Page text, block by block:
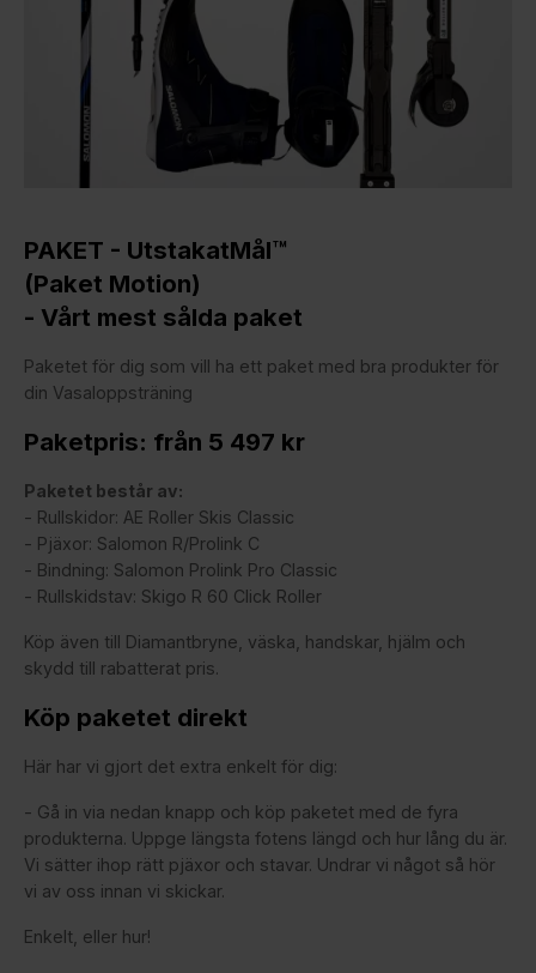
PAKET - UtstakatMål™
(Paket Motion)
- Vårt mest sålda paket
Paketet för dig som vill ha ett paket med bra produkter för
din Vasaloppsträning
Paketpris: från 5 497 kr
Paketet består av:
- Rullskidor: AE Roller Skis Classic
- Pjäxor: Salomon R/Prolink C
- Bindning: Salomon Prolink Pro Classic
- Rullskidstav: Skigo R 60 Click Roller
Köp även till Diamantbryne, väska, handskar, hjälm och
skydd till rabatterat pris.
Köp paketet direkt
Här har vi gjort det extra enkelt för dig:
- Gå in via nedan knapp och köp paketet med de fyra
produkterna. Uppge längsta fotens längd och hur lång du är.
Vi sätter ihop rätt pjäxor och stavar. Undrar vi något så hör
vi av oss innan vi skickar.
Enkelt, eller hur!